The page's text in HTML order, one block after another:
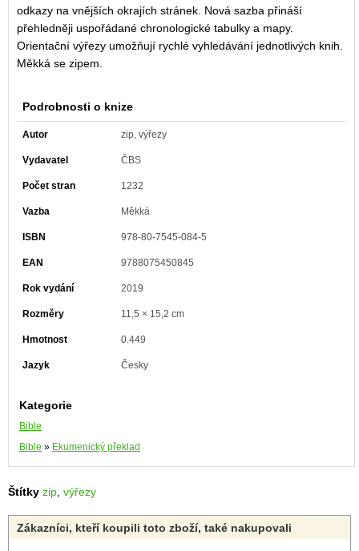
odkazy na vnějších okrajích stránek. Nová sazba přináší
přehledněji uspořádané chronologické tabulky a mapy.
Orientační výřezy umožňují rychlé vyhledávání jednotlivých knih.
Měkká se zipem.
Podrobnosti o knize
Autor zip, výřezy
Vydavatel ČBS
Počet stran 1232
Vazba Měkká
ISBN 978-80-7545-084-5
EAN 9788075450845
Rok vydání 2019
Rozměry 11,5 × 15,2 cm
Hmotnost 0.449
Jazyk Česky
Kategorie
Bible
Bible » Ekumenický překlad
Štítky zip výřezy
Zákazníci, kteří koupili toto zboží, také nakupovali